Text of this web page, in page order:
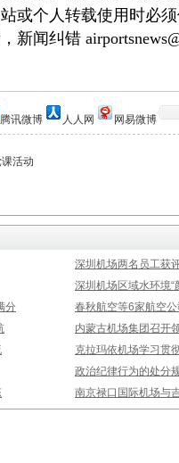
或个人转载使用时必
新闻纠错
腾讯微博 人人网 网易微博
活动
深圳机场两名员工获
深圳机场区域水环境“
分
春秋航空等6家航空
内蒙古机场集团召开
克拉玛依机场学习贯
政治纪律行为的处分
南京禄口国际机场与